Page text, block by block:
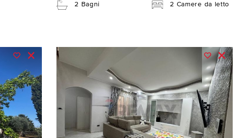
2 Bagni 2 Camere da letto